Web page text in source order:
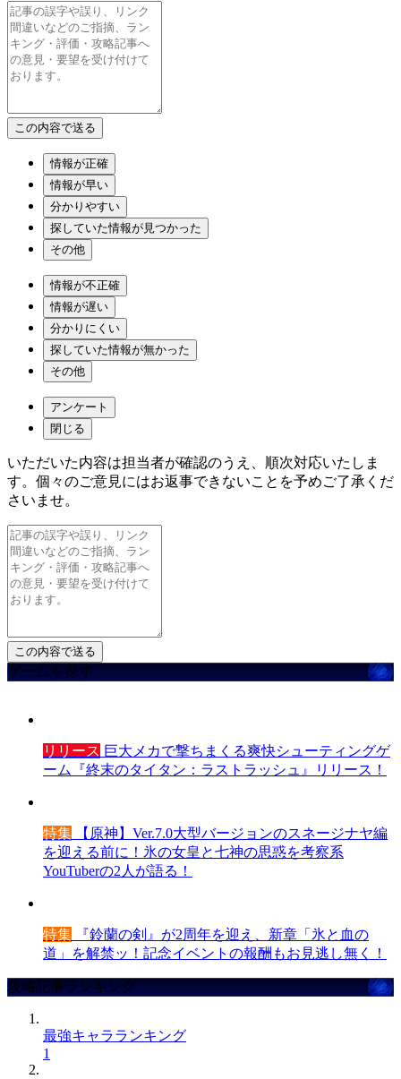
情報が正確
情報が早い
分かりやすい
探していた情報が見つかった
その他
情報が不正確
情報が遅い
分かりにくい
探していた情報が無かった
その他
アンケート
閉じる
いただいた内容は担当者が確認のうえ、順次対応いたしま
す。個々のご意見にはお返事できないことを予めご了承くだ
さいませ。
ゲームを探す
リリース 巨大メカで撃ちまくる爽快シューティングゲ
ーム『終末のタイタン：ラストラッシュ』リリース！
特集 【原神】Ver.7.0大型バージョンのスネージナヤ編
を迎える前に！氷の女皇と七神の思惑を考察系
YouTuberの2人が語る！
特集 『鈴蘭の剣』が2周年を迎え、新章「氷と血の
道」を解禁ッ！記念イベントの報酬もお見逃し無く！
攻略記事ランキング
最強キャラランキング
1